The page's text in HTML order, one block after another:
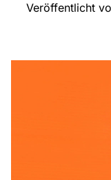
Veröffentlicht